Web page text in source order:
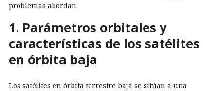
problemas abordan.
1. Parámetros orbitales y
características de los satélites
en órbita baja
Los satélites en órbita terrestre baja se sitúan a una